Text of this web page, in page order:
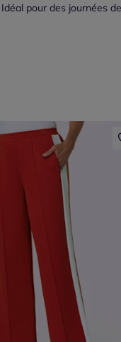
Idéal pour des journées